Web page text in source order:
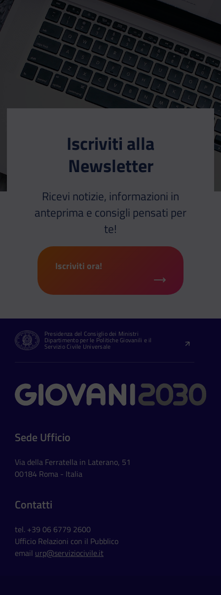
Iscriviti alla
Newsletter
Ricevi notizie, informazioni in
anteprima e consigli pensati per
te!
Iscriviti ora!
Presidenza del Consiglio dei Ministri
Dipartimento per le Politiche Giovanili e il
Servizio Civile Universale
Contatti
Sede Ufficio
Via della Ferratella in Laterano, 51
00184 Roma - Italia
Contatti
tel. +39 06 6779 2600
Ufficio Relazioni con il Pubblico
email urp@serviziocivile.it